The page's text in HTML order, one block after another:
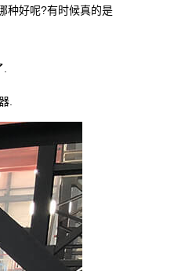
种好呢?有时候真的是
.
.